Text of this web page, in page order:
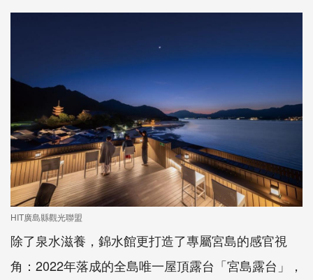
HIT廣島縣觀光聯盟
除了泉水滋養，錦水館更打造了專屬宮島的感官視
角：2022年落成的全島唯一屋頂露台「宮島露台」，